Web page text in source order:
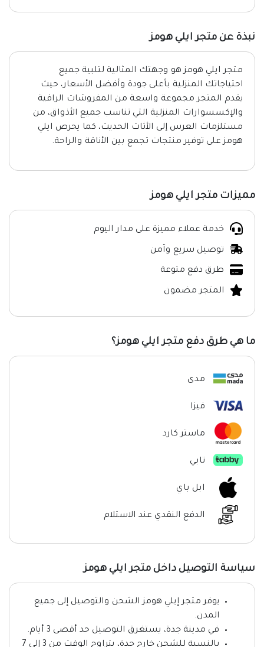
نبذة عن متجر ايلي هومز
متجر ايلي هومز هو وجهتك المثالية لتلبية جميع
احتياجاتك المنزلية بأعلى جودة وأفضل الأسعار، حيث
يقدم المتجر مجموعة واسعة من المفروشات الراقية
والإكسسوارات المنزلية التي تناسب جميع الأذواق، من
مستلزمات العرس إلى الأثاث الحديث، كما يحرص ايلي
هومز على توفير منتجات تجمع بين الأناقة والراحة.
مميزات متجر ايلي هومز
خدمة عملاء مميزة على مدار اليوم
توصيل سريع وآمن
طرق دفع متوعة
المتجر مضمون
ما هي طرق دفع متجر ايلي هومز؟
مدى
فيزا
ماستر كارد
تابي
ابل باي
الدفع النقدي عند الاستلام
سياسة التوصيل داخل متجر ايلي هومز
يوفر متجر إيلي هومز الشحن والتوصيل إلى جميع
المدن.
في مدينة جدة، يستغرق التوصيل حد أقصى 3 أيام.
بالنسبة للشحن خارج جدة، يتراوح الوقت من 3 إلى 7